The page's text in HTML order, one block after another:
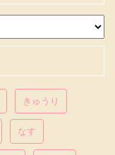
きゅうり
なす